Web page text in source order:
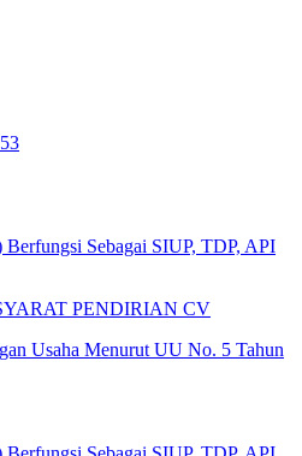
53
Sebagai SIUP, TDP, API
PENDIRIAN CV
Usaha Menurut UU No. 5 Tahun